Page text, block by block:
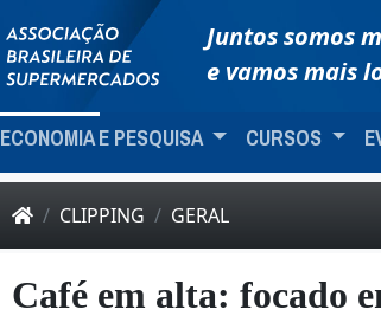
Juntos somos
e vamos mais
ECONOMIA E PESQUISA CURSOS
CLIPPING GERAL
Café em alta: focado